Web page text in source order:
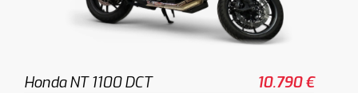
Honda NT 1100 DCT 10.790 €